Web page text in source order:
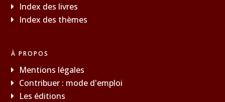
Index des livres
Index des thèmes
À PROPOS
Mentions légales
Contribuer : mode d'emploi
Les éditions